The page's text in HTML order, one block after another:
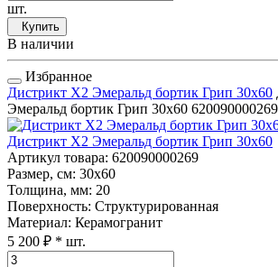
шт.
Купить
В наличии
Избранное
Дистрикт Х2 Эмеральд бортик Грип 30x60
Эмеральд бортик Грип 30x60 620090000269
Дистрикт Х2 Эмеральд бортик Грип 30x60
Артикул товара: 620090000269
Размер, см: 30x60
Толщина, мм: 20
Поверхность: Структурированная
Материал: Керамогранит
5 200 ₽ * шт.